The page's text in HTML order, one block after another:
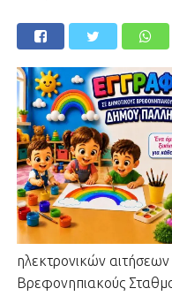
ηλεκτρονικών
Βρεφονηπιακούς